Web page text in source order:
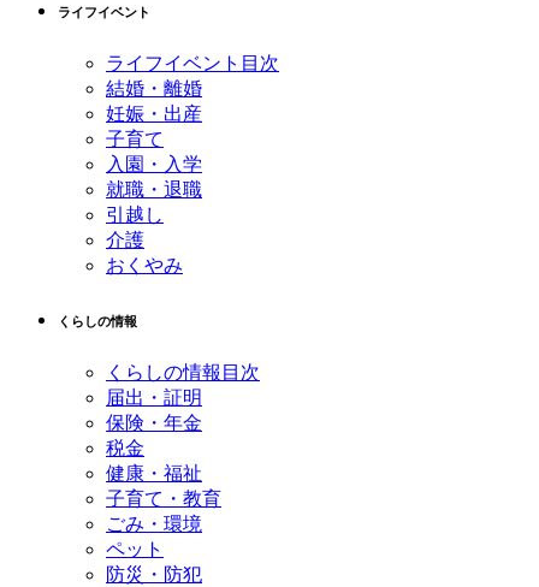
ライフイベント
ライフイベント目次
結婚・離婚
妊娠・出産
子育て
入園・入学
就職・退職
引越し
介護
おくやみ
くらしの情報
くらしの情報目次
届出・証明
保険・年金
税金
健康・福祉
子育て・教育
ごみ・環境
ペット
防災・防犯